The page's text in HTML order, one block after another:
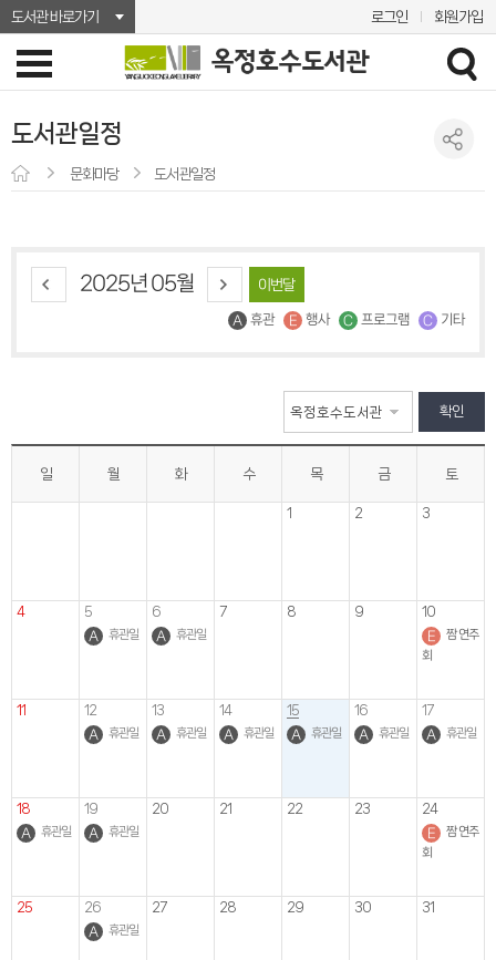
도서관 바로가기 로그인 회원가입
도서관일정
문화마당 도서관일정
2025년 05월 이번달
휴관 행사 프로그램 기타
확인
일 월 화 수 목 금 토
1 2 3
4 5
휴관일
6
휴관일
7 8 9 10
짬 연주
회
11 12
휴관일
13
휴관일
14
휴관일
15
휴관일
16
휴관일
17
휴관일
18
휴관일
19
휴관일
20 21 22 23 24
짬 연주
회
25 26
휴관일
27 28 29 30 31